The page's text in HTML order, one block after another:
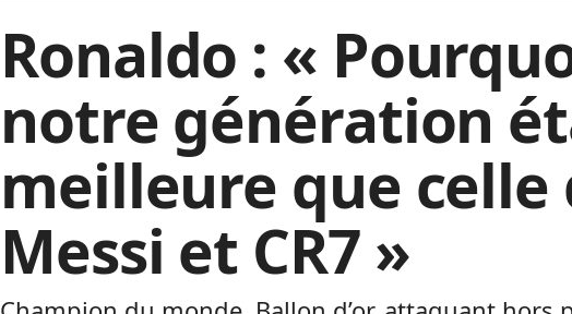
Ronaldo : «
notre génération
meilleure que celle
Messi et CR7 »